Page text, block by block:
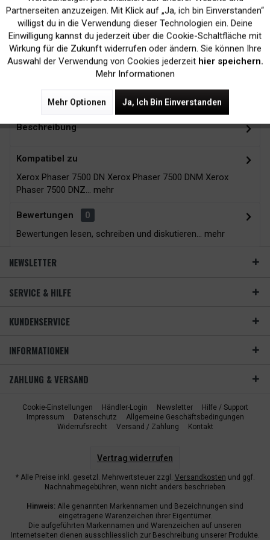
Kein Verlust der
Druckergarantie
Versand innerhalb von
24H*
Zubehör 10
Beschreibung
Kompatibel zu
Xerox Phaser 7500 DN Xerox Phaser 7500 DNM Xerox
Phaser 7500 DNZ... mehr
Bewertungen
0
Bewertungen lesen, schreiben und diskutieren... mehr
NEWSLETTER
SERVICE & HILFE
KUNDENSERVICE
INFORMATIONEN
ZAHLUNG & VERSAND
Cookie-Einstellungen Händler-Login Newsletter
Hilfe / Support
Impressum
Datenschutz
Allgemeine Geschäftsbedingungen
Widerrufsrecht
Versand / Zahlung Kontakt
Vertrag widerrufen
* Alle Preise inkl. gesetzl. Mehrwertsteuer zzgl. Versandkosten und ggf.
Nachnahmegebühren, wenn nicht anders beschrieben
Hinweis: Alle genannten Markennamen und Bezeichnungen sind
eingetragene Warenzeichen ihrer Eigentümer.
Die aufgeführten Markennamen und Warenzeichen auf unseren
Internetseiten dienen ausschliesslich zur Beschreibung unserer Produkte.
Marketing Inaktiv
Tracking Inaktiv
Partnerseiten anzuzeigen. Mit Klick auf „Ja, ich bin Einverstanden“
willigst du in die Verwendung dieser Technologien ein. Deine
Einwilligung kannst du jederzeit über die Cookie-Schaltfläche mit
Wirkung für die Zukunft widerrufen oder ändern. Sie können Ihre
Auswahl der Verwendung von Cookies jederzeit hier speichern.
Mehr Informationen
Mehr Optionen Ja, Ich Bin Einverstanden